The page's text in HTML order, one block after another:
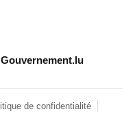
Gouvernement.lu
de confidentialité